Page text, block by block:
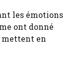
les émotions
ont donné
mettent en